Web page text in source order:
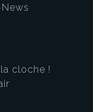
cloche !